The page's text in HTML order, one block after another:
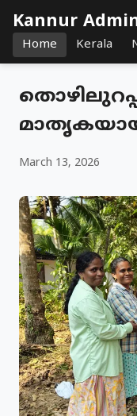
Kannur
Home Kerala
March 13, 2026